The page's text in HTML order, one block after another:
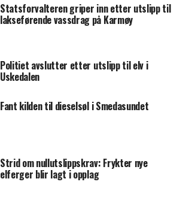
Statsforvalteren griper inn etter utslipp til
lakseførende vassdrag på Karmøy
Politiet avslutter etter utslipp til elv i
Uskedalen
Fant kilden til dieselsøl i Smedasundet
Strid om nullutslippskrav: Frykter nye
elferger blir lagt i opplag